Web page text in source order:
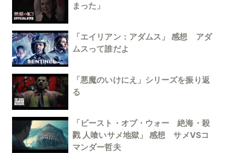
まった」
「エイリアン：アダムス」 感想 アダ
ムスって誰だよ
「悪魔のいけにえ」シリーズを振り返
る
「ビースト・オブ・ウォー 絶海・殺
戮 人喰いサメ地獄」 感想 サメVSコ
マンダー哲夫